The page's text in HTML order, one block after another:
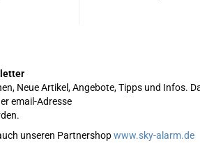
Neue Artikel, Angebote, Tipps und Infos.
email-Adresse
unseren Partnershopwww.sky-alarm.de